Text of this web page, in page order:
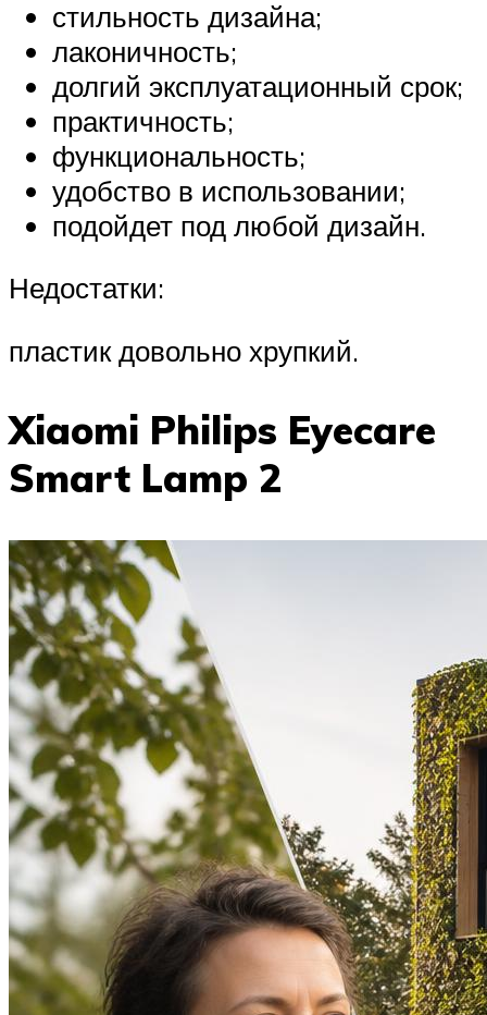
стильность дизайна;
лаконичность;
долгий эксплуатационный срок;
практичность;
функциональность;
удобство в использовании;
подойдет под любой дизайн.
Недостатки:
пластик довольно хрупкий.
Xiaomi Philips Eyecare
Smart Lamp 2